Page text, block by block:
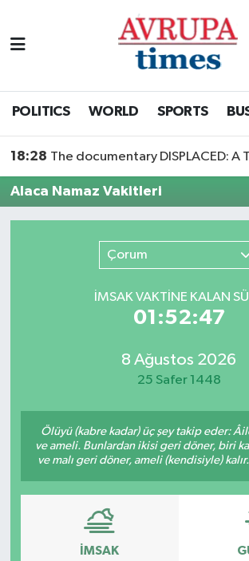
POLITICS WORLD SPORTS
18:28 The documentary DISPLACED: A Turkish Cypriot Story
Alaca Namaz Vakitleri
Çorum
İMSAK VAKTİNE KALAN
01:52:47
8 Ağustos 2026
25 Safer 1448
Ölüyü (kabre kadar) üç şey takip eder:
ve ameli. Bunlardan ikisi geri döner, biri
ve malı geri döner, ameli (kendisiyle)
İMSAK
Nöbetçi Eczaneler
Süper Lig Puan Durumu ve
Tüm Manşetler
Son Dakika Haberleri